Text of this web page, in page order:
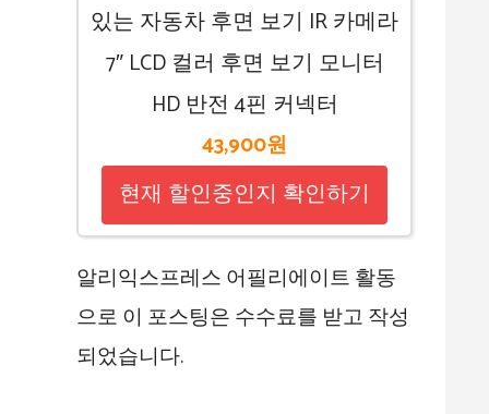
있는 자동차 후면 보기 IR 카메라
7″ LCD 컬러 후면 보기 모니터
HD 반전 4핀 커넥터
43,900원
현재 할인중인지 확인하기
알리익스프레스 어필리에이트 활동
으로 이 포스팅은 수수료를 받고 작성
되었습니다.